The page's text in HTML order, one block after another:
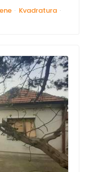
· Kvadratura ·